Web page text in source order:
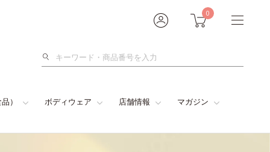
0
検
） ボディウェア 店舗情報 マガジン